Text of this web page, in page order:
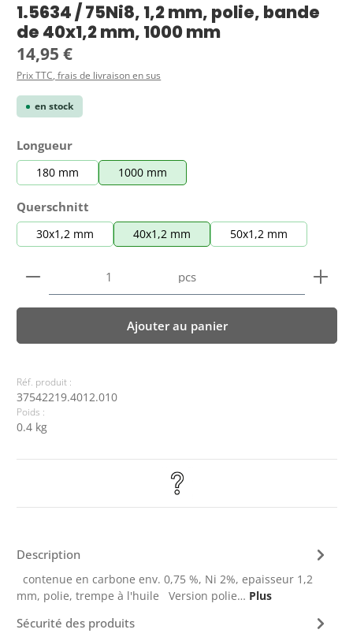
1.5634 / 75Ni8, 1,2 mm, polie, bande
de 40x1,2 mm, 1000 mm
Prix régulier :
14,95 €
Prix TTC, frais de livraison en sus
en stock
Sélectionnez
Longueur
180 mm 1000 mm
Sélectionnez
Querschnitt
30x1,2 mm 40x1,2 mm 50x1,2 mm
Quantité de produit : Entrez la quantité
pcs
Ajouter au panier
Réf. produit :
37542219.4012.010
Poids :
0.4 kg
Description
contenue en carbone env. 0,75 %, Ni 2%, epaisseur 1,2
mm, polie, trempe à l'huile Version polie… Plus
Sécurité des produits